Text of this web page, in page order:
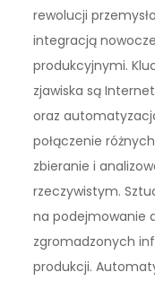
rewolucji
integracją
produkcyjnymi.
zjawiska są
oraz
połączenie
zbieranie i
rzeczywistym.
na podejmowanie
zgromadzonych
produkcji.